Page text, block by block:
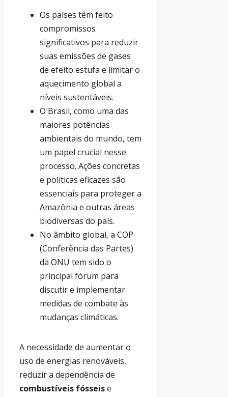
Os países têm feito
compromissos
significativos para reduzir
suas emissões de gases
de efeito estufa e limitar o
aquecimento global a
níveis sustentáveis.
O Brasil, como uma das
maiores potências
ambientais do mundo, tem
um papel crucial nesse
processo. Ações concretas
e políticas eficazes são
essenciais para proteger a
Amazônia e outras áreas
biodiversas do país.
No âmbito global, a COP
(Conferência das Partes)
da ONU tem sido o
principal fórum para
discutir e implementar
medidas de combate às
mudanças climáticas.
A necessidade de aumentar o
uso de energias renováveis,
reduzir a dependência de
combustíveis fósseise